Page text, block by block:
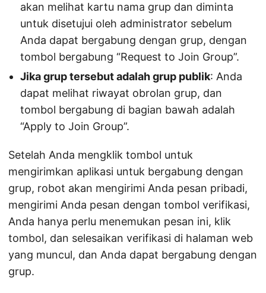
akan melihat kartu nama grup dan diminta
untuk disetujui oleh administrator sebelum
Anda dapat bergabung dengan grup, dengan
tombol bergabung “Request to Join Group”.
Jika grup tersebut adalah grup publik: Anda
dapat melihat riwayat obrolan grup, dan
tombol bergabung di bagian bawah adalah
“Apply to Join Group”.
Setelah Anda mengklik tombol untuk
mengirimkan aplikasi untuk bergabung dengan
grup, robot akan mengirimi Anda pesan pribadi,
mengirimi Anda pesan dengan tombol verifikasi,
Anda hanya perlu menemukan pesan ini, klik
tombol, dan selesaikan verifikasi di halaman web
yang muncul, dan Anda dapat bergabung dengan
grup.